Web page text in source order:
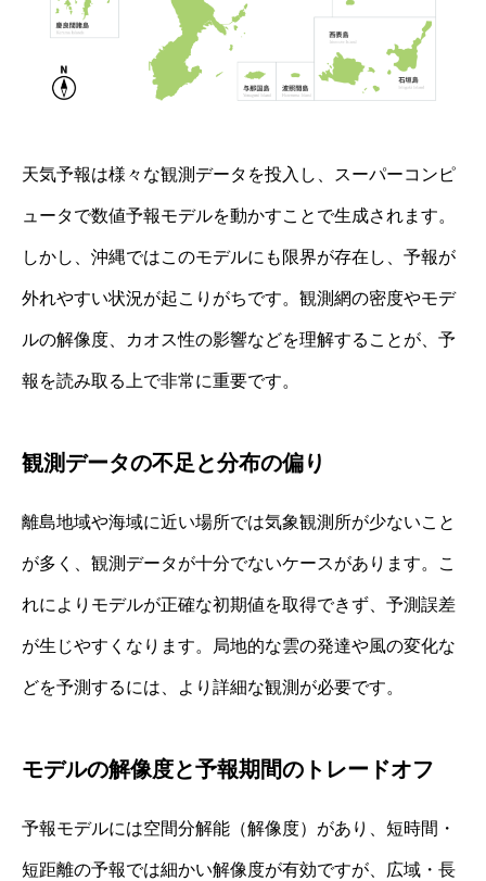
天気予報は様々な観測データを投入し、スーパーコンピ
ュータで数値予報モデルを動かすことで生成されます。
しかし、沖縄ではこのモデルにも限界が存在し、予報が
外れやすい状況が起こりがちです。観測網の密度やモデ
ルの解像度、カオス性の影響などを理解することが、予
報を読み取る上で非常に重要です。
観測データの不足と分布の偏り
離島地域や海域に近い場所では気象観測所が少ないこと
が多く、観測データが十分でないケースがあります。こ
れによりモデルが正確な初期値を取得できず、予測誤差
が生じやすくなります。局地的な雲の発達や風の変化な
どを予測するには、より詳細な観測が必要です。
モデルの解像度と予報期間のトレードオフ
予報モデルには空間分解能（解像度）があり、短時間・
短距離の予報では細かい解像度が有効ですが、広域・長